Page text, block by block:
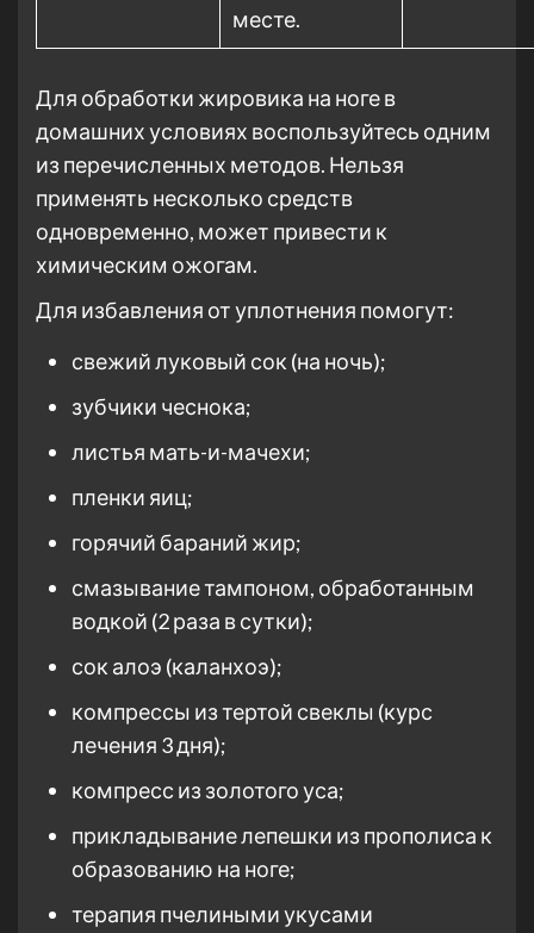
месте.
Для обработки жировика на ноге в
домашних условиях воспользуйтесь одним
из перечисленных методов. Нельзя
применять несколько средств
одновременно, может привести к
химическим ожогам.
Для избавления от уплотнения помогут:
свежий луковый сок (на ночь);
зубчики чеснока;
листья мать-и-мачехи;
пленки яиц;
горячий бараний жир;
смазывание тампоном, обработанным
водкой (2 раза в сутки);
сок алоэ (каланхоэ);
компрессы из тертой свеклы (курс
лечения 3 дня);
компресс из золотого уса;
прикладывание лепешки из прополиса к
образованию на ноге;
терапия пчелиными укусами